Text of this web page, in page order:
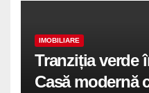
IMOBILIARE
Tranziția verde
Casă modernă